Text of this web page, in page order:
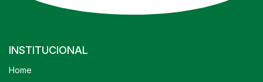
INSTITUCIONAL
Home